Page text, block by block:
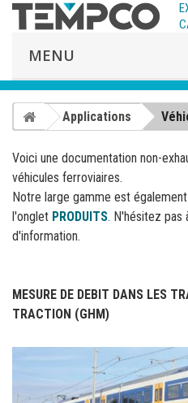
MENU
Applications
Voici une documentation non-
véhicules ferroviaires.
Notre large gamme est
l'onglet PRODUITS. N'hésitez pas
d'information.
MESURE DE DEBIT DANS LES
TRACTION (GHM)